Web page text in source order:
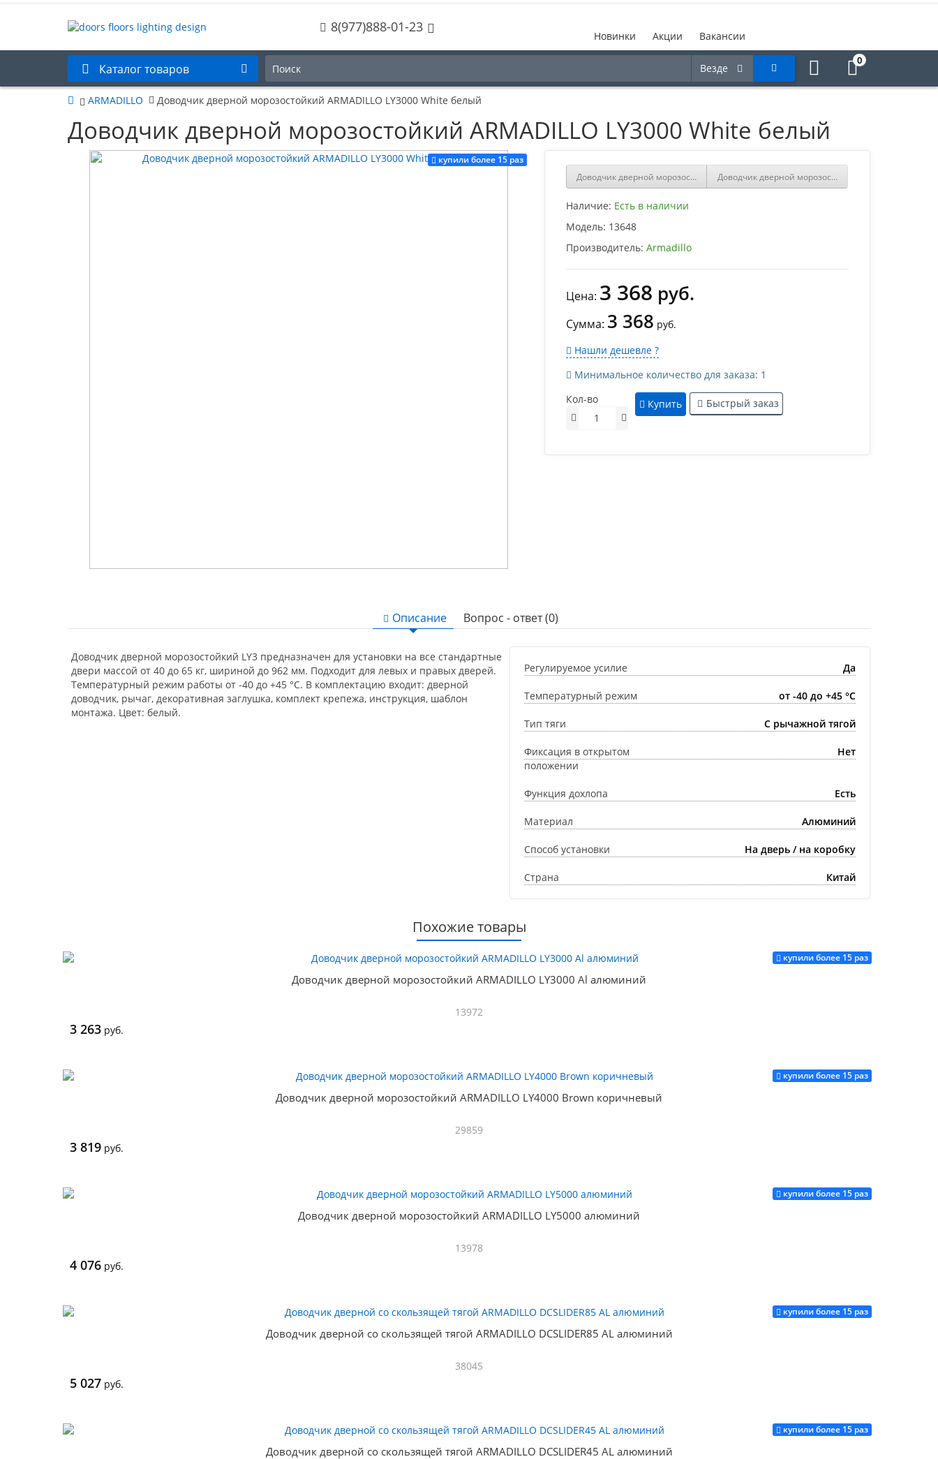
8(977)888-01-23
Новинки Акции Вакансии
Каталог товаров Везде
0
ARMADILLO Доводчик дверной морозостойкий ARMADILLO LY3000 White белый
Доводчик дверной морозостойкий ARMADILLO LY3000 White белый
купили более 15 раз
Доводчик дверной морозостойкий ARMADILLO LY3000 Al алюминий
Доводчик дверной морозостойкий ARMADILLO
Наличие: Есть в наличии
Модель: 13648
Производитель: Armadillo
Цена: 3 368 руб.
Сумма: 3 368 руб.
Нашли дешевле ?
Минимальное количество для заказа: 1
Кол-во
Купить Быстрый заказ
Описание Вопрос - ответ (0)
Доводчик дверной морозостойкий LY3 предназначен для установки на все стандартные
двери массой от 40 до 65 кг, шириной до 962 мм. Подходит для левых и правых дверей.
Температурный режим работы от -40 до +45 °С. В комплектацию входит: дверной
доводчик, рычаг, декоративная заглушка, комплект крепежа, инструкция, шаблон
монтажа. Цвет: белый.
Регулируемое усилие Да
Температурный режим от -40 до +45 °С
Тип тяги С рычажной тягой
Фиксация в открытом
положении
Нет
Функция дохлопа Есть
Материал Алюминий
Способ установки На дверь / на коробку
Страна Китай
Похожие товары
купили более 15 раз
Доводчик дверной морозостойкий ARMADILLO LY3000 Al алюминий
13972
3 263 руб.
Купить
купили более 15 раз
Доводчик дверной морозостойкий ARMADILLO LY4000 Brown коричневый
29859
3 819 руб.
Купить
купили более 15 раз
Доводчик дверной морозостойкий ARMADILLO LY5000 алюминий
13978
4 076 руб.
Купить
купили более 15 раз
Доводчик дверной со скользящей тягой ARMADILLO DCSLIDER85 AL алюминий
38045
5 027 руб.
Купить
купили более 15 раз
Доводчик дверной со скользящей тягой ARMADILLO DCSLIDER45 AL алюминий